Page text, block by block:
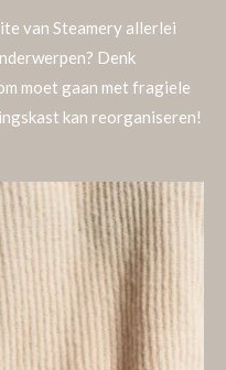
van Steamery allerlei
Denk
moet gaan met fragiele
kan reorganiseren!